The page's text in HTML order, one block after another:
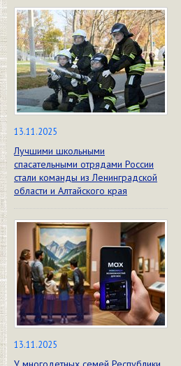
13.11.2025
Лучшими школьными
спасательными отрядами России
стали команды из Ленинградской
области и Алтайского края
13.11.2025